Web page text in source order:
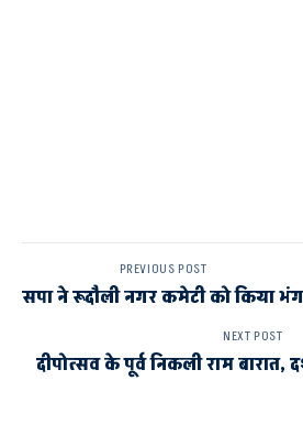
PREVIOUS POST
सपा ने रूदौली नगर कमेटी को किया भंग
NEXT POST
दीपोत्सव के पूर्व निकली राम बारात,